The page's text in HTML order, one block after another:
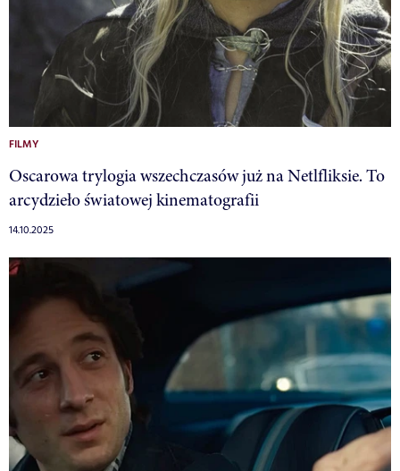
FILMY
Oscarowa trylogia wszechczasów już na Netlfliksie. To
arcydzieło światowej kinematografii
14.10.2025